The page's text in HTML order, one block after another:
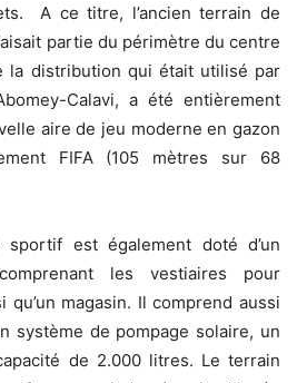
A ce titre, l’ancien terrain de
partie du périmètre du centre
la distribution qui était utilisé par
Calavi, a été entièrement
aire de jeu moderne en gazon
FIFA (105 mètres sur 68
sportif est également doté d’un
les vestiaires pour
qu’un magasin. Il comprend aussi
système de pompage solaire, un
de 2.000 litres. Le terrain